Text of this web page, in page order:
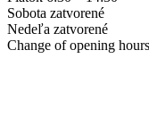
Sobota zatvorené
Nedeľa zatvorené
Change of opening